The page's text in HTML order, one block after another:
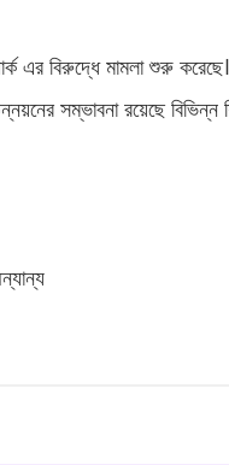
এর বিরুদ্ধে মামলা শুরু করেছে।
সম্ভাবনা রয়েছে বিভিন্ন